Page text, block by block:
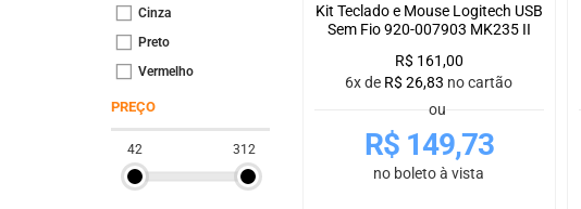
Cinza
Preto
Vermelho
PREÇO
42 312
Kit Teclado e Mouse Logitech USB
Sem Fio 920-007903 MK235 II
R$ 161,00
6x de R$ 26,83 no cartão
ou
R$149,73
no boleto à vista